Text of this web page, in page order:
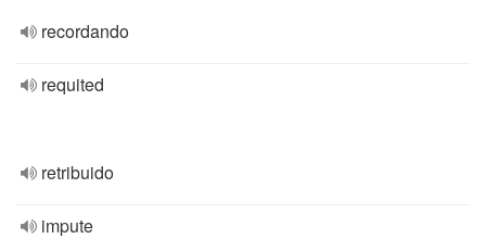
recordando
requited
retribuido
impute